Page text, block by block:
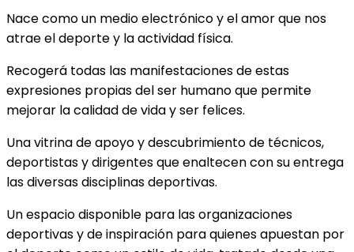
Nace como un medio electrónico y el amor que nos
atrae el deporte y la actividad física.
Recogerá todas las manifestaciones de estas
expresiones propias del ser humano que permite
mejorar la calidad de vida y ser felices.
Una vitrina de apoyo y descubrimiento de técnicos,
deportistas y dirigentes que enaltecen con su entrega
las diversas disciplinas deportivas.
Un espacio disponible para las organizaciones
deportivas y de inspiración para quienes apuestan por